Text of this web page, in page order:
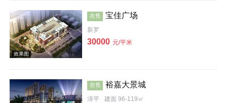
效果图
在售 宝佳广场
新罗
30000 元/平米
在售 裕嘉大景城
漳平 建面 96-119㎡